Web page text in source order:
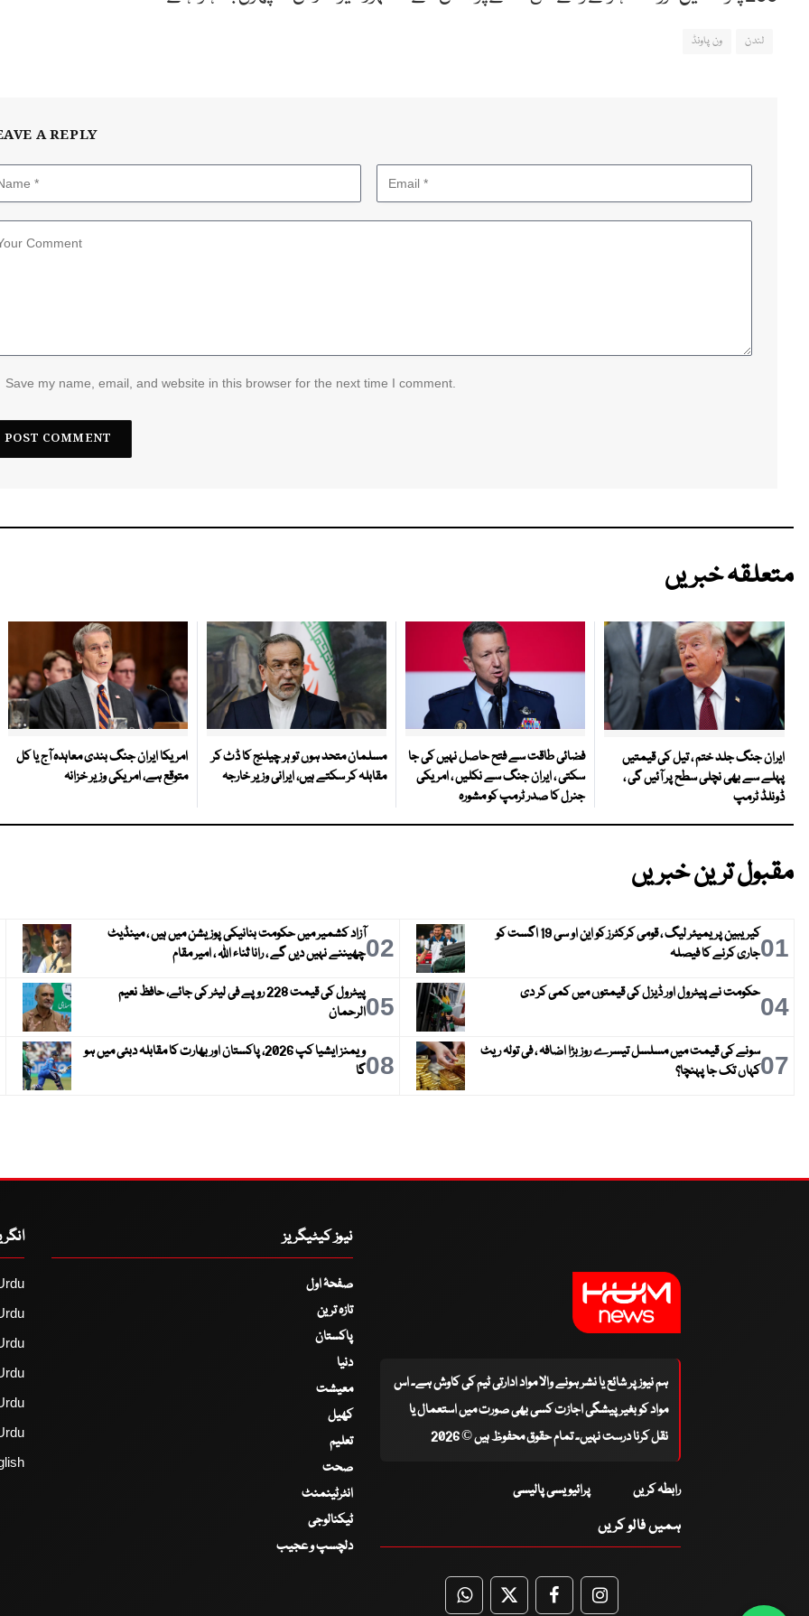
لندن ون پاونڈ
A REPLY
Save my name, email, and website in this browser for the next time I comment.
متعلقہ خبریں
ایران جنگ جلد ختم ، تیل کی قیمتیں
پہلے سے بھی نچلی سطح پر آئیں گی ،
ڈونلڈ ٹرمپ
فضائی طاقت سے فتح حاصل نہیں کی جا
سکتی ، ایران جنگ سے نکلیں ، امریکی
جنرل کا صدر ٹرمپ کو مشورہ
مسلمان متحد ہوں تو ہر چیلنج کا ڈٹ کر
مقابلہ کر سکتے ہیں، ایرانی وزیر خارجہ
امریکا ایران جنگ بندی معاہدہ آج یا کل
متوقع ہے، امریکی وزیر خزانہ
مقبول ترین خبریں
01
کیریبین پریمیئر لیگ ، قومی کرکٹرز کو این او سی 19 اگست کو
جاری کرنے کا فیصلہ
02آزاد کشمیر میں حکومت بنانیکی پوزیشن میں ہیں ، مینڈیٹ
چھیننے نہیں دیں گے ، رانا ثناء اللہ ، امیر مقام
04حکومت نے پیٹرول اور ڈیزل کی قیمتوں میں کمی کر دی 05
پیٹرول کی قیمت 228 روپے فی لیٹر کی جائے، حافظ نعیم
الرحمان
07سونے کی قیمت میں مسلسل تیسرے روز بڑا اضافہ ، فی تولہ ریٹ
کہاں تک جا پہنچا؟
08
ویمنز ایشیا کپ 2026، پاکستان اور بھارت کا مقابلہ دبئی میں ہو
گا
ہم نیوز پر شائع یا نشر ہونے والا مواد ادارتی ٹیم کی کاوش ہے۔ اس
مواد کو بغیر پیشگی اجازت کسی بھی صورت میں استعمال یا
نقل کرنا درست نہیں۔ تمام حقوق محفوظ ہیں © 2026
رابطہ کریں پرائیویسی پالیسی
ہمیں فالو کریں
WhatsApp
TwitterFacebookFacebook
نیوز کیٹیگریز
صفحۂ اول
تازہ ترین
پاکستان
دنیا
معیشت
کھیل
تعلیم
صحت
انٹرٹینمنٹ
ٹیکنالوجی
دلچسپ و عجیب